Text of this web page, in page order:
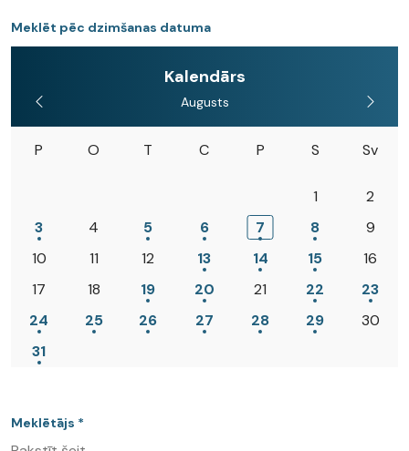
Meklēt pēc dzimšanas datuma
Kalendārs
Augusts
P O T C P S Sv
1
2
3
4 5 6 7 8
9
10
11 12 13 14 15
16
17
18 19 20 21 22
23
24
25 26 27 28 29
30
31
Meklētājs *